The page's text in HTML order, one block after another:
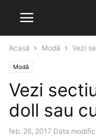
Acasă Modă Vezi
Modă
Vezi
doll sau
feb. 26, 2017 Data